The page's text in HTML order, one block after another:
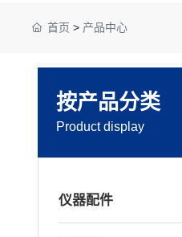
首页 > 产品中心
按产品分类
Product display
仪器配件